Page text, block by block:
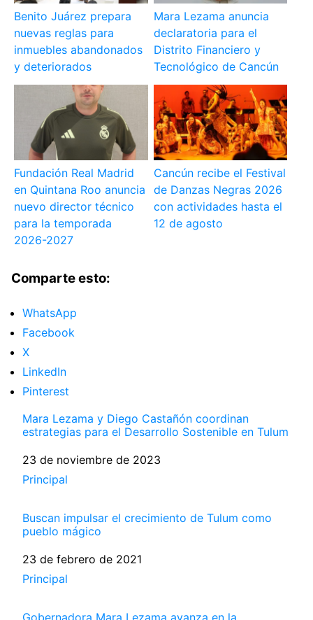
Benito Juárez prepara
nuevas reglas para
inmuebles abandonados
y deteriorados
Mara Lezama anuncia
declaratoria para el
Distrito Financiero y
Tecnológico de Cancún
Fundación Real Madrid
en Quintana Roo anuncia
nuevo director técnico
para la temporada
2026-2027
Cancún recibe el Festival
de Danzas Negras 2026
con actividades hasta el
12 de agosto
Comparte esto:
WhatsApp
Facebook
X
LinkedIn
Pinterest
Mara Lezama y Diego Castañón coordinan
estrategias para el Desarrollo Sostenible en Tulum
Fecha
23 de noviembre de 2023
Respecto a
Principal
Buscan impulsar el crecimiento de Tulum como
pueblo mágico
Fecha
23 de febrero de 2021
Respecto a
Principal